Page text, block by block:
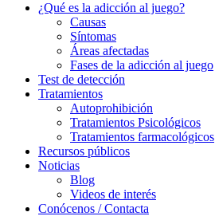
¿Qué es la adicción al juego?
Causas
Síntomas
Áreas afectadas
Fases de la adicción al juego
Test de detección
Tratamientos
Autoprohibición
Tratamientos Psicológicos
Tratamientos farmacológicos
Recursos públicos
Noticias
Blog
Videos de interés
Conócenos / Contacta